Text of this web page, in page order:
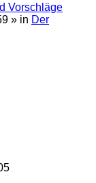
Vorschläge
» in Der